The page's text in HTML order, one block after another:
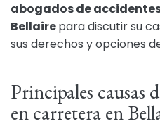
abogados de
Bellairepara discutir su
sus derechos y opciones
Principales causas
en carretera en